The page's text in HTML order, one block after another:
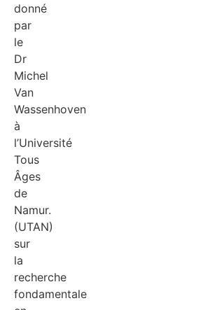
donné
par
le
Dr
Michel
Van
Wassenhoven
à
l’Université
Tous
Âges
de
Namur.
(UTAN)
sur
la
recherche
fondamentale